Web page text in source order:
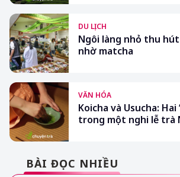
DU LỊCH
Ngôi làng nhỏ thu hút
nhờ matcha
VĂN HÓA
Koicha và Usucha:
trong một nghi lễ trà
BÀI ĐỌC NHIỀU